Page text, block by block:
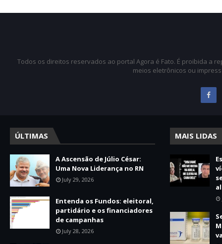
Todos os direitos reservados ao portal Agora é Fato. É proibida a
meios eletrônicos ou
ÚLTIMAS
A Ascensão de Júlio César:
Uma Nova Liderança no RN
July 29, 2026
Entenda os Fundos: eleitoral,
partidário e os financiadores
de campanhas
July 28, 2026
MAIS LIDAS